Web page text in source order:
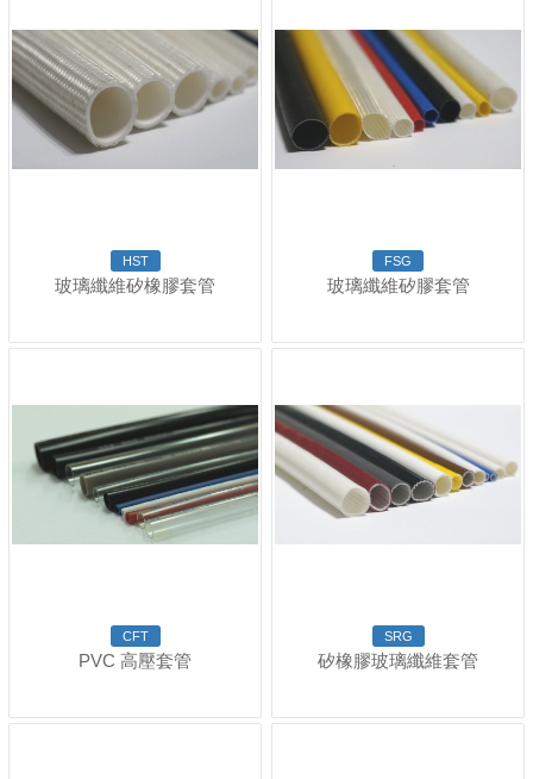
HST
玻璃纖維矽橡膠套管
FSG
玻璃纖維矽膠套管
CFT
PVC 高壓套管
SRG
矽橡膠玻璃纖維套管